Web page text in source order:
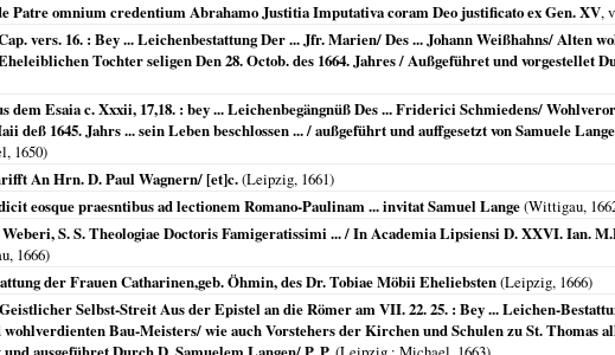
Patre omnium credentium Abrahamo Justitia Imputativa coram Deo justificato ex Gen. XV,
vers. 16. : Bey ... Leichenbestattung Der ... Jfr. Marien/ Des ... Johann Weißhahns/ Alten
Tochter seligen Den 28. Octob. des 1664. Jahres / Außgeführet und vorgestellet
dem Esaia c. Xxxii, 17,18. : bey ... Leichenbegängnüß Des ... Friderici Schmiedens/
deß 1645. Jahrs ... sein Leben beschlossen ... / außgeführt und auffgesetzt von Samuele
1650)
An Hrn. D. Paul Wagnern/ [et]c.(Leipzig, 1661)
eosque praesntibus ad lectionem Romano-Paulinam ... invitat Samuel Lange(Wittigau,
S. S. Theologiae Doctoris Famigeratissimi ... / In Academia Lipsiensi D. XXVI. Ian.
1666)
der Frauen Catharinen,geb. Öhmin, des Dr. Tobiae Möbii Eheliebsten(Leipzig, 1666)
Selbst-Streit Aus der Epistel an die Römer am VII. 22. 25. : Bey ... Leichen-
wohlverdienten Bau-Meisters/ wie auch Vorstehers der Kirchen und Schulen zu St. Thomas